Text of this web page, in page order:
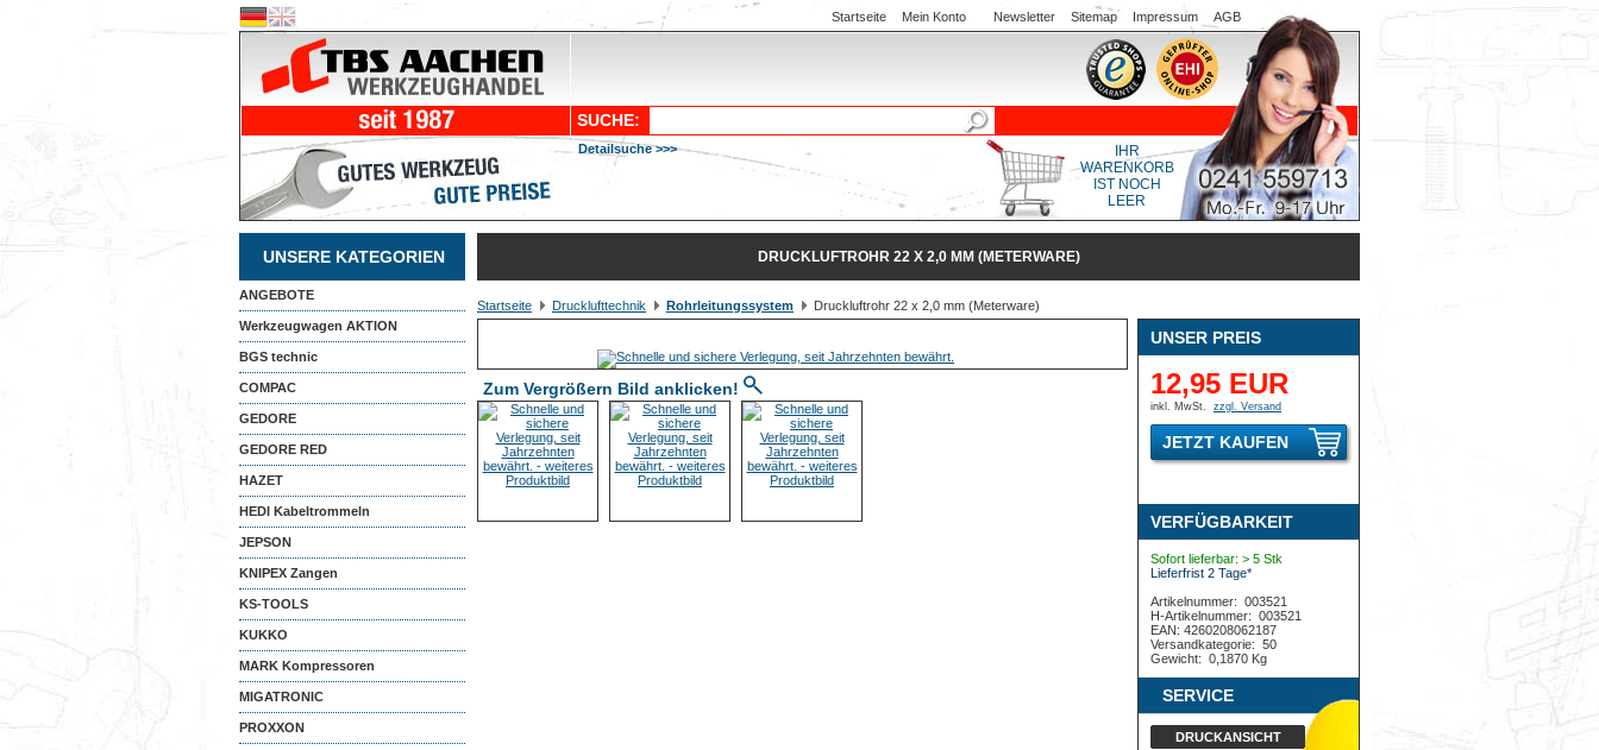
Startseite Mein Konto Newsletter Sitemap Impressum AGB
SUCHE:
Detailsuche >>>
IHR
WARENKORB
IST NOCH
LEER
UNSERE KATEGORIEN
ANGEBOTE
Werkzeugwagen AKTION
BGS technic
COMPAC
GEDORE
GEDORE RED
HAZET
HEDI Kabeltrommeln
JEPSON
KNIPEX Zangen
KS-TOOLS
KUKKO
MARK Kompressoren
MIGATRONIC
PROXXON
DRUCKLUFTROHR 22 X 2,0 MM (METERWARE)
Startseite Drucklufttechnik Rohrleitungssystem Druckluftrohr 22 x 2,0 mm (Meterware)
Zum Vergrößern Bild anklicken!
UNSER PREIS
12,95 EUR
inkl. MwSt. zzgl. Versand
JETZT KAUFEN
VERFÜGBARKEIT
Sofort lieferbar: > 5 Stk
Lieferfrist 2 Tage*
Artikelnummer: 003521
H-Artikelnummer: 003521
EAN: 4260208062187
Versandkategorie: 50
Gewicht: 0,1870 Kg
SERVICE
DRUCKANSICHT